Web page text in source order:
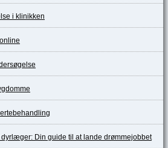
i klinikken
Din guide til at lande drømmejobbet